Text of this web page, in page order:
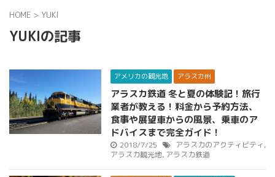
HOME > YUKI
YUKIの記事
アメリカの観光地 アラスカ州
アラスカ鉄道 冬と夏の体験記！旅行
業者が教える！料金から予約方法、
食事や展望車からの風景、乗車のア
ドバイスまで完全ガイド！
2018/7/25 アラスカのアクティビティ,
アラスカ観光地, アラスカ鉄道